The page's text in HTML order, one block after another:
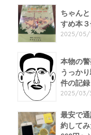
ちゃん
すめ本３
2025/05/
本物の
うっか
件の記録
2025/03/
最安で
約して